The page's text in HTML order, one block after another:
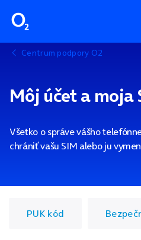
Centrum podpory O2
Môj účet a moja
Všetko o správe vášho
chrániť vašu SIM alebo ju
PUK kód